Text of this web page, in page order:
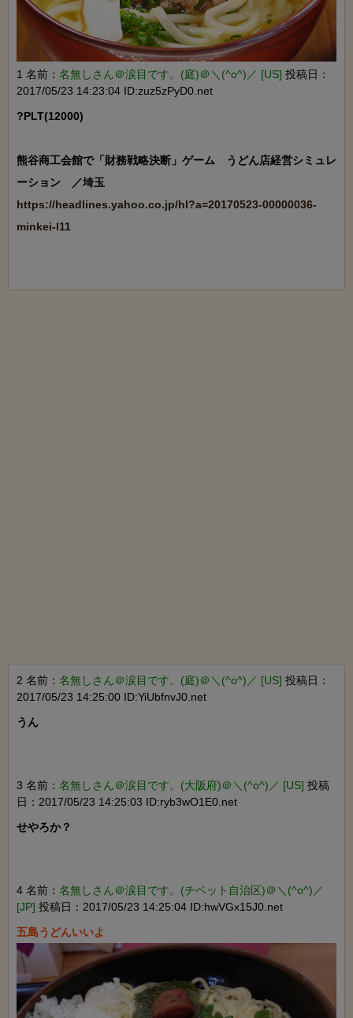
1 名前： 名無しさん＠涙目です。(庭)＠＼(^o^)／ [US] 投稿日：
2017/05/23 14:23:04 ID:zuz5zPyD0.net
?PLT(12000)
熊谷商工会館で「財務戦略決断」ゲーム　うどん店経営シミュレ
https://headlines.yahoo.co.jp/hl?a=20170523-00000036-
minkei-l11
2 名前： 名無しさん＠涙目です。(庭)＠＼(^o^)／ [US] 投稿日：
2017/05/23 14:25:00 ID:YiUbfnvJ0.net
うん
3 名前： 名無しさん＠涙目です。(大阪府)＠＼(^o^)／ [US] 投稿
日：2017/05/23 14:25:03 ID:ryb3wO1E0.net
せやろか？
4 名前： 名無しさん＠涙目です。(チベット自治区)＠＼(^o^)／
[JP] 投稿日：2017/05/23 14:25:04 ID:hwVGx15J0.net